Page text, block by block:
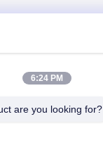
टेंशनर
6:24 PM
are you looking for?